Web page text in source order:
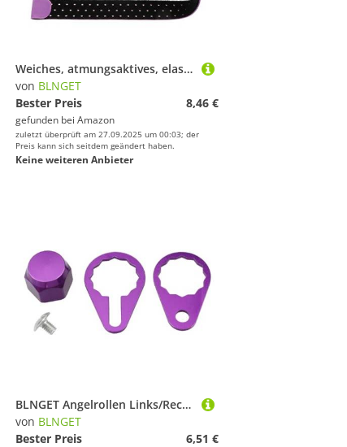
Weiches, atmungsaktives, elastisches Sportarmband, Knöchelband und Handgelenk für Pulsmesser, Uhr, weiches Armband, Geschenk, elastisches Armband
von BLNGET
Bester Preis
8,46 €
gefunden bei Amazon
zuletzt überprüft am 27.09.2025 um 00:03; der
Preis kann sich seitdem geändert haben.
Keine weiteren Anbieter
BLNGET Angelrollen Links/Rechts Griff Verriegelungsplatte Schrauben Mutterabdeckungen Verriegelungsteil für Baitcastrollen Schraube Mutter Abdeckung u
von BLNGET
Bester Preis
6,51 €